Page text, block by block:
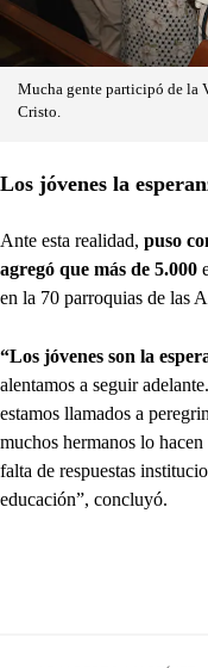
Mucha gente participó de la
Cristo.
Los jóvenes la
Ante esta realidad, puso
agregó que más de 5.000
en la 70 parroquias de las
“Los jóvenes son la
alentamos a seguir
estamos llamados a
muchos hermanos lo
falta de respuestas
educación”, concluyó.